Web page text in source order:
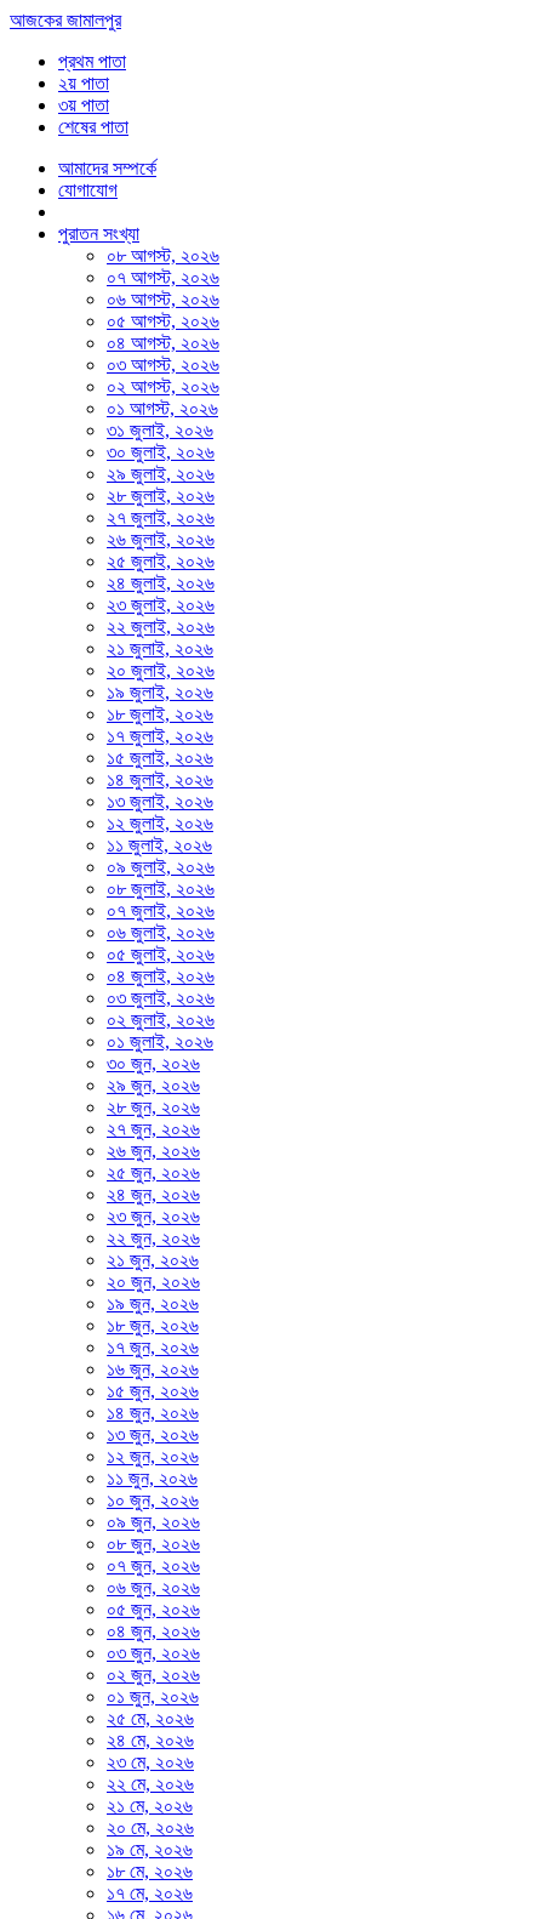
আজকের জামালপুর
প্রথম পাতা
২য় পাতা
৩য় পাতা
শেষের পাতা
আমাদের সম্পর্কে
যোগাযোগ
পুরাতন সংখ্যা
০৮ আগস্ট, ২০২৬
০৭ আগস্ট, ২০২৬
০৬ আগস্ট, ২০২৬
০৫ আগস্ট, ২০২৬
০৪ আগস্ট, ২০২৬
০৩ আগস্ট, ২০২৬
০২ আগস্ট, ২০২৬
০১ আগস্ট, ২০২৬
৩১ জুলাই, ২০২৬
৩০ জুলাই, ২০২৬
২৯ জুলাই, ২০২৬
২৮ জুলাই, ২০২৬
২৭ জুলাই, ২০২৬
২৬ জুলাই, ২০২৬
২৫ জুলাই, ২০২৬
২৪ জুলাই, ২০২৬
২৩ জুলাই, ২০২৬
২২ জুলাই, ২০২৬
২১ জুলাই, ২০২৬
২০ জুলাই, ২০২৬
১৯ জুলাই, ২০২৬
১৮ জুলাই, ২০২৬
১৭ জুলাই, ২০২৬
১৫ জুলাই, ২০২৬
১৪ জুলাই, ২০২৬
১৩ জুলাই, ২০২৬
১২ জুলাই, ২০২৬
১১ জুলাই, ২০২৬
০৯ জুলাই, ২০২৬
০৮ জুলাই, ২০২৬
০৭ জুলাই, ২০২৬
০৬ জুলাই, ২০২৬
০৫ জুলাই, ২০২৬
০৪ জুলাই, ২০২৬
০৩ জুলাই, ২০২৬
০২ জুলাই, ২০২৬
০১ জুলাই, ২০২৬
৩০ জুন, ২০২৬
২৯ জুন, ২০২৬
২৮ জুন, ২০২৬
২৭ জুন, ২০২৬
২৬ জুন, ২০২৬
২৫ জুন, ২০২৬
২৪ জুন, ২০২৬
২৩ জুন, ২০২৬
২২ জুন, ২০২৬
২১ জুন, ২০২৬
২০ জুন, ২০২৬
১৯ জুন, ২০২৬
১৮ জুন, ২০২৬
১৭ জুন, ২০২৬
১৬ জুন, ২০২৬
১৫ জুন, ২০২৬
১৪ জুন, ২০২৬
১৩ জুন, ২০২৬
১২ জুন, ২০২৬
১১ জুন, ২০২৬
১০ জুন, ২০২৬
০৯ জুন, ২০২৬
০৮ জুন, ২০২৬
০৭ জুন, ২০২৬
০৬ জুন, ২০২৬
০৫ জুন, ২০২৬
০৪ জুন, ২০২৬
০৩ জুন, ২০২৬
০২ জুন, ২০২৬
০১ জুন, ২০২৬
২৫ মে, ২০২৬
২৪ মে, ২০২৬
২৩ মে, ২০২৬
২২ মে, ২০২৬
২১ মে, ২০২৬
২০ মে, ২০২৬
১৯ মে, ২০২৬
১৮ মে, ২০২৬
১৭ মে, ২০২৬
১৬ মে, ২০২৬